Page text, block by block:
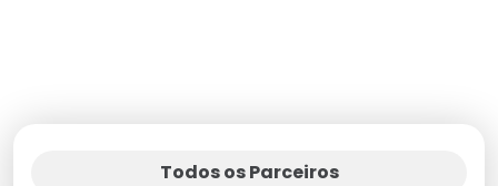
Todos os Parceiros